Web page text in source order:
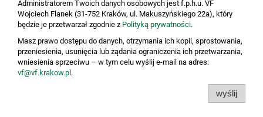
Administratorem Twoich danych osobowych jest f.p.h.u. VF
Wojciech Flanek (31-752 Kraków, ul. Makuszyńskiego 22a), który
będzie je przetwarzał zgodnie z Polityką prywatności.
Masz prawo dostępu do danych, otrzymania ich kopii, sprostowania,
przeniesienia, usunięcia lub żądania ograniczenia ich przetwarzania,
wniesienia sprzeciwu – w tym celu wyślij e-mail na adres:
vf@vf.krakow.pl .
wyślij